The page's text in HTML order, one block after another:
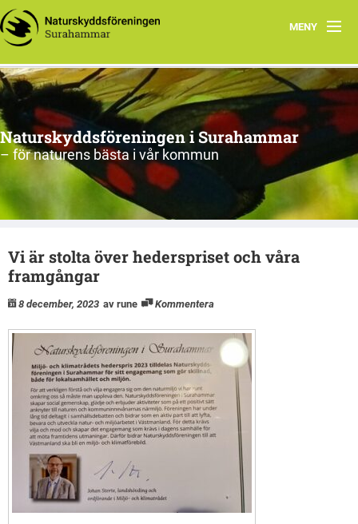
MENY
Hem
Om oss
Aktiviteter
Arkiv
Naturskyddsföreningen i Surahammar
– för naturens bästa i vår kommun
Vi är stolta över hederspriset och våra
framgångar
8 december, 2023 av rune Kommentera